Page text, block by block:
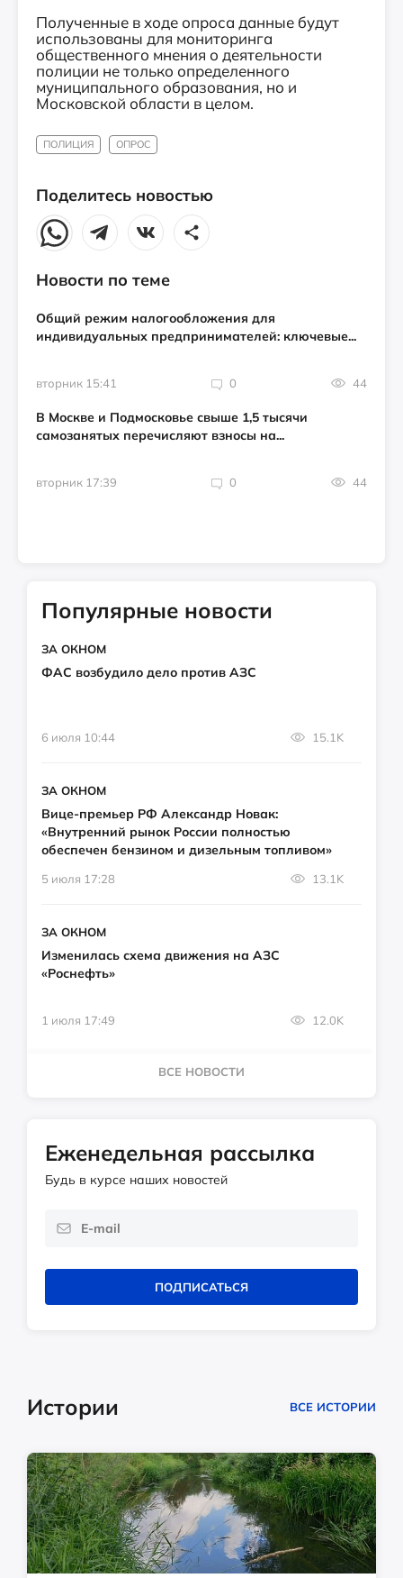
Полученные в ходе опроса данные будут
использованы для мониторинга
общественного мнения о деятельности
полиции не только определенного
муниципального образования, но и
Московской области в целом.
ПОЛИЦИЯ ОПРОС
Поделитесь новостью
Новости по теме
Общий режим налогообложения для
индивидуальных предпринимателей: ключевые...
вторник 15:41 0 44
В Москве и Подмосковье свыше 1,5 тысячи
самозанятых перечисляют взносы на...
вторник 17:39 0 44
Популярные новости
ЗА ОКНОМ
ФАС возбудило дело против АЗС
6 июля 10:44 15.1K
ЗА ОКНОМ
Вице-премьер РФ Александр Новак:
«Внутренний рынок России полностью
обеспечен бензином и дизельным топливом»
5 июля 17:28 13.1K
ЗА ОКНОМ
Изменилась схема движения на АЗС
«Роснефть»
1 июля 17:49 12.0K
ВСЕ НОВОСТИ
Еженедельная рассылка
Будь в курсе наших новостей
ПОДПИСАТЬСЯ
Истории ВСЕ ИСТОРИИ